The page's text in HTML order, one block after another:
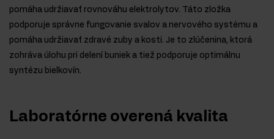
pomáha udržiavať rovnováhu elektrolytov. Táto zložka
podporuje správne fungovanie svalov a nervového systému a
pomáha udržiavať zdravé zuby a kosti. Je to zlúčenina, ktorá
zohráva úlohu pri delení buniek a tiež podporuje optimálnu
syntézu bielkovín.
Laboratórne overená kvalita